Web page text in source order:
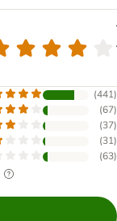
(441)
(67)
(37)
(31)
(63)